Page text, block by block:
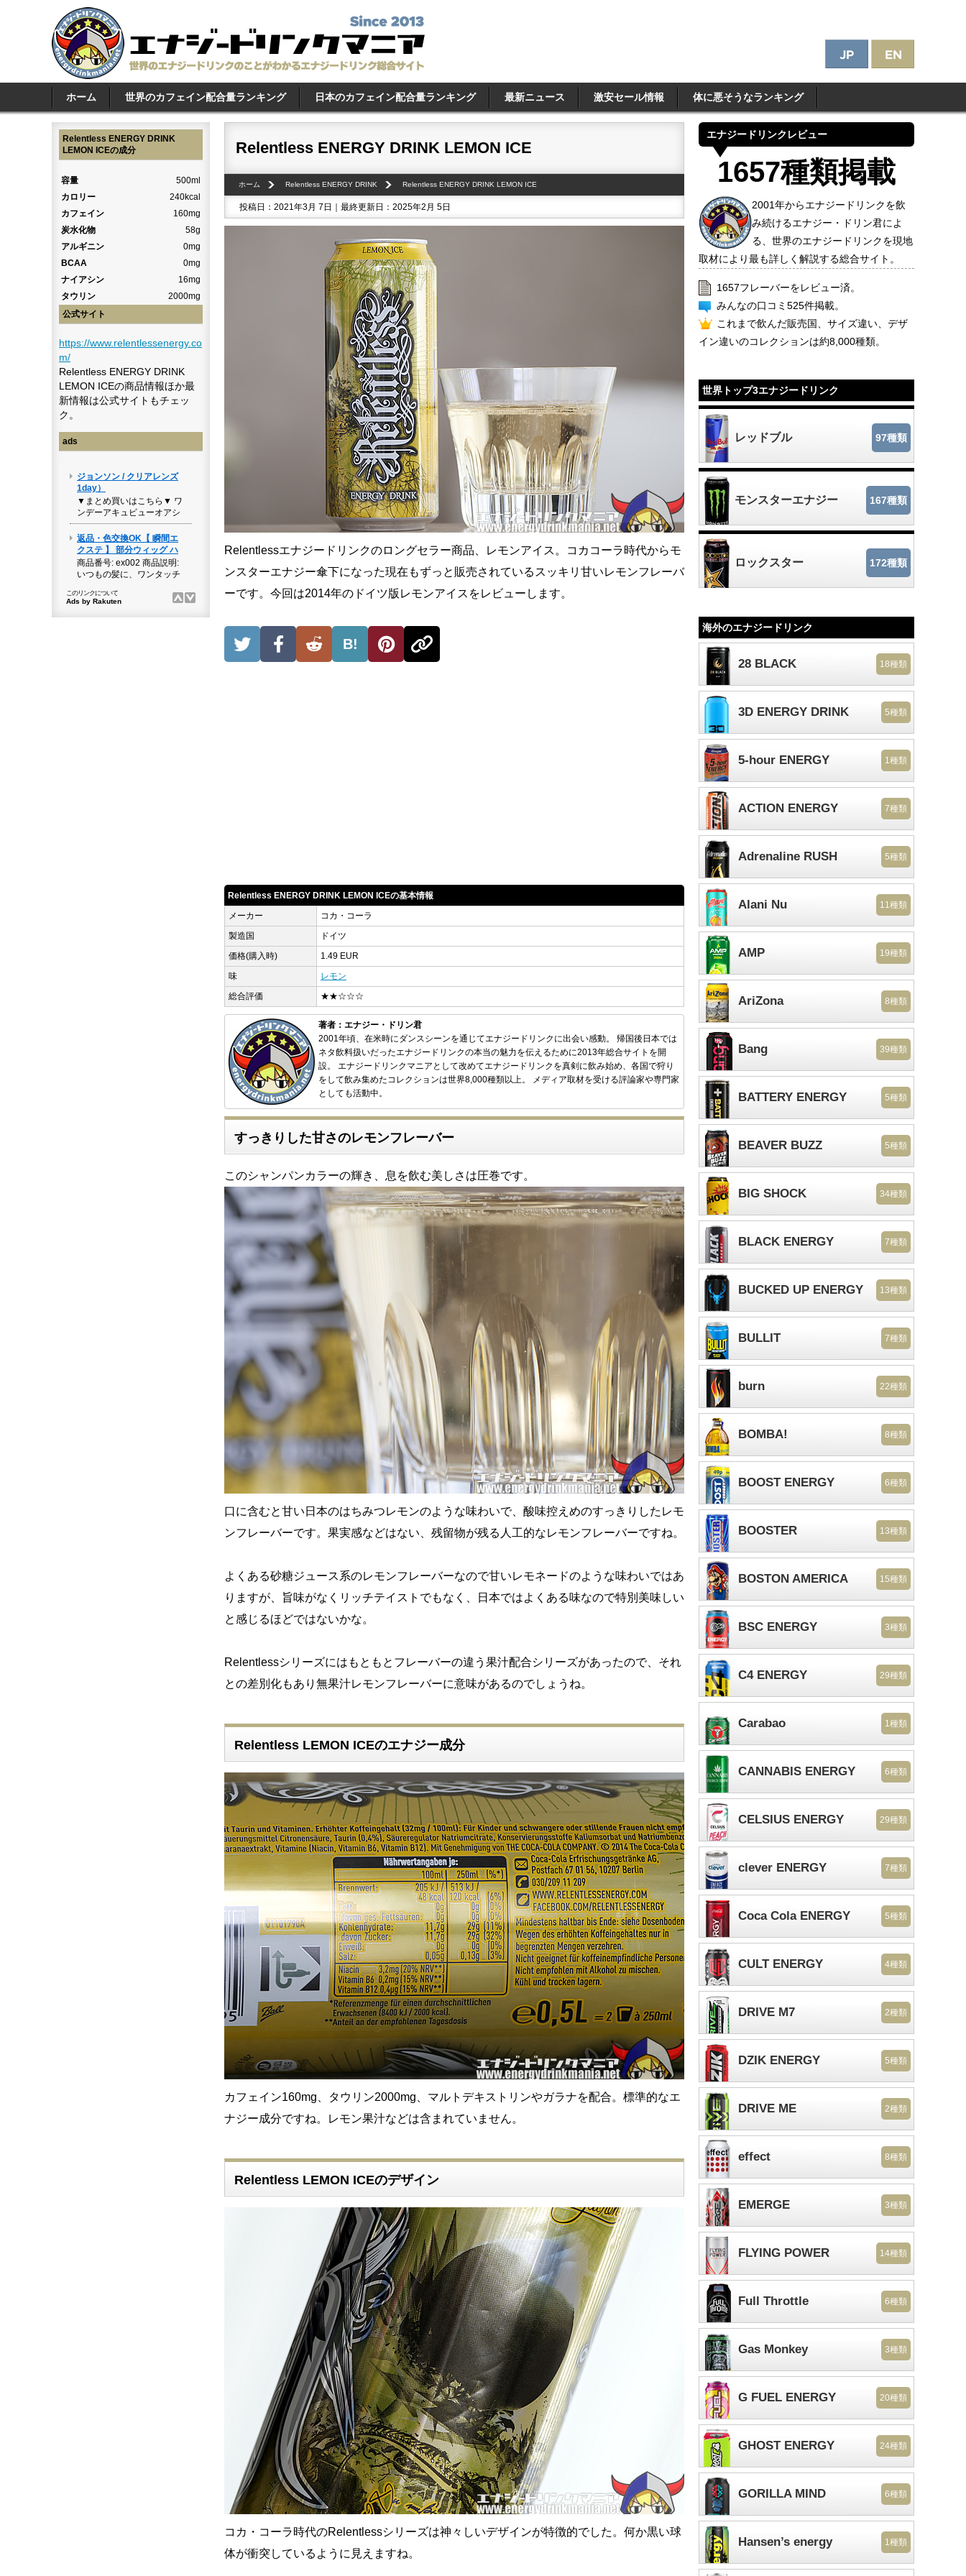
ホーム 世界のカフェイン配合量ランキング 日本のカフェイン配合量ランキング 最新ニュース 激安セール情報 体に悪そうなランキング
Relentless ENERGY DRINK LEMON ICE
ホーム Relentless ENERGY DRINK Relentless ENERGY DRINK LEMON ICE
投稿日：2021年3月 7日｜最終更新日：2025年2月 5日
Relentlessエナジードリンクのロングセラー商品、レモンアイス。コカコーラ時代からモ
ンスターエナジー傘下になった現在もずっと販売されているスッキリ甘いレモンフレーバ
ーです。今回は2014年のドイツ版レモンアイスをレビューします。
B!
Relentless ENERGY DRINK LEMON ICEの基本情報
メーカー
コカ・コーラ
製造国
ドイツ
価格(購入時)
1.49 EUR
味
レモン
総合評価
★★☆☆☆
著者：エナジー・ドリン君
2001年頃、在米時にダンスシーンを通じてエナジードリンクに出会い感動。 帰国後日本では
ネタ飲料扱いだったエナジードリンクの本当の魅力を伝えるために2013年総合サイトを開
設。 エナジードリンクマニアとして改めてエナジードリンクを真剣に飲み始め、各国で狩り
をして飲み集めたコレクションは世界8,000種類以上。 メディア取材を受ける評論家や専門家
としても活動中。
すっきりした甘さのレモンフレーバー
このシャンパンカラーの輝き、息を飲む美しさは圧巻です。
口に含むと甘い日本のはちみつレモンのような味わいで、酸味控えめのすっきりしたレモ
ンフレーバーです。果実感などはない、残留物が残る人工的なレモンフレーバーですね。
よくある砂糖ジュース系のレモンフレーバーなので甘いレモネードのような味わいではあ
りますが、旨味がなくリッチテイストでもなく、日本ではよくある味なので特別美味しい
と感じるほどではないかな。
Relentlessシリーズにはもともとフレーバーの違う果汁配合シリーズがあったので、それ
との差別化もあり無果汁レモンフレーバーに意味があるのでしょうね。
Relentless LEMON ICEのエナジー成分
カフェイン160mg、タウリン2000mg、マルトデキストリンやガラナを配合。標準的なエ
ナジー成分ですね。レモン果汁などは含まれていません。
Relentless LEMON ICEのデザイン
コカ・コーラ時代のRelentlessシリーズは神々しいデザインが特徴的でした。何か黒い球
体が衝突しているように見えますね。
Relentless ENERGY DRINK
LEMON ICEの成分
容量
500ml
カロリー
240kcal
カフェイン
160mg
炭水化物
58g
アルギニン
0mg
BCAA
0mg
ナイアシン
16mg
タウリン
2000mg
公式サイト
https://www.relentlessenergy.co
m/
Relentless ENERGY DRINK
LEMON ICEの商品情報ほか最
新情報は公式サイトもチェッ
ク。
ads
エナジードリンクレビュー
1657種類掲載
2001年からエナジードリンクを飲
み続けるエナジー・ドリン君によ
る、世界のエナジードリンクを現地
取材により最も詳しく解説する総合サイト。
1657フレーバーをレビュー済。
みんなの口コミ525件掲載。
これまで飲んだ販売国、サイズ違い、デザ
イン違いのコレクションは約8,000種類。
世界トップ3エナジードリンク
レッドブル 97種類
モンスターエナジー 167種類
ロックスター 172種類
海外のエナジードリンク
28 BLACK 18種類
3D ENERGY DRINK 5種類
5-hour ENERGY 1種類
ACTION ENERGY 7種類
Adrenaline RUSH 5種類
Alani Nu 11種類
AMP 19種類
AriZona 8種類
Bang 39種類
BATTERY ENERGY 5種類
BEAVER BUZZ 5種類
BIG SHOCK 34種類
BLACK ENERGY 7種類
BUCKED UP ENERGY 13種類
BULLIT 7種類
burn 22種類
BOMBA! 8種類
BOOST ENERGY 6種類
BOOSTER 13種類
BOSTON AMERICA 15種類
BSC ENERGY 3種類
C4 ENERGY 29種類
Carabao 1種類
CANNABIS ENERGY 6種類
CELSIUS ENERGY 29種類
clever ENERGY 7種類
Coca Cola ENERGY 5種類
CULT ENERGY 4種類
DRIVE M7 2種類
DZIK ENERGY 5種類
DRIVE ME 2種類
effect 8種類
EMERGE 3種類
FLYING POWER 14種類
Full Throttle 6種類
Gas Monkey 3種類
G FUEL ENERGY 20種類
GHOST ENERGY 24種類
GORILLA MIND 6種類
Hansen’s energy 1種類